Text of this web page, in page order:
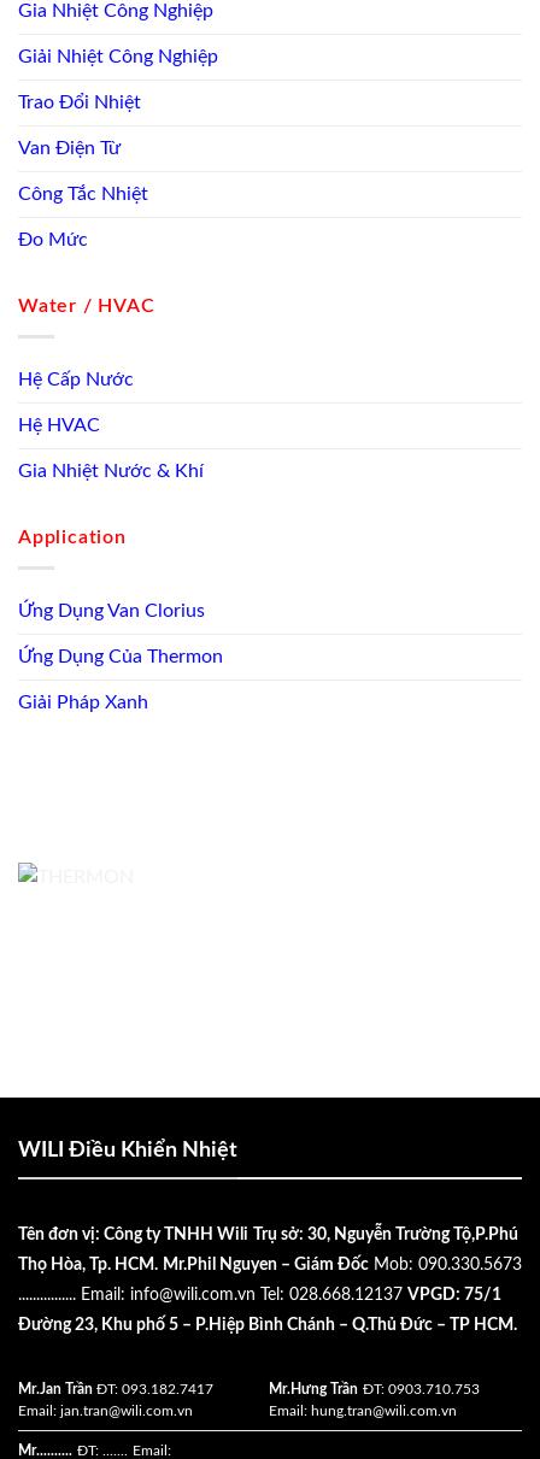
Gia Nhiệt Công Nghiệp
Giải Nhiệt Công Nghiệp
Trao Đổi Nhiệt
Van Điện Từ
Công Tắc Nhiệt
Đo Mức
Water / HVAC
Hệ Cấp Nước
Hệ HVAC
Gia Nhiệt Nước & Khí
Application
Ứng Dụng Van Clorius
Ứng Dụng Của Thermon
Giải Pháp Xanh
WILI Điều Khiển Nhiệt
Tên đơn vị: Công ty TNHH Wili Trụ sở: 30, Nguyễn Trường Tộ,P.Phú
Thọ Hòa, Tp. HCM. Mr.Phil Nguyen – Giám Đốc Mob: 090.330.5673
................ Email: info@wili.com.vn Tel: 028.668.12137 VPGD: 75/1
Đường 23, Khu phố 5 – P.Hiệp Bình Chánh – Q.Thủ Đức – TP HCM.
Mr.Jan Trần ĐT: 093.182.7417
Email: jan.tran@wili.com.vn
Mr.Hưng Trần ĐT: 0903.710.753
Email: hung.tran@wili.com.vn
Mr.......... ĐT: ....... Email: